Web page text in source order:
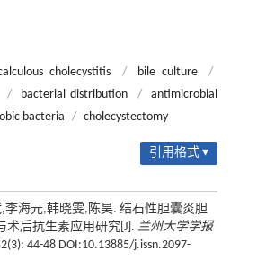
cholecystitis / bile culture
/
/ bacterial distribution /
antimicrobial
bacteria / cholecystectomy
引用格式 ▾
李海元,韩晓雯,陈昊. 结石性胆囊炎胆
术后抗生素应用研究[J]. 兰州大学学报
44-48 DOI:10.13885/j.issn.2097-